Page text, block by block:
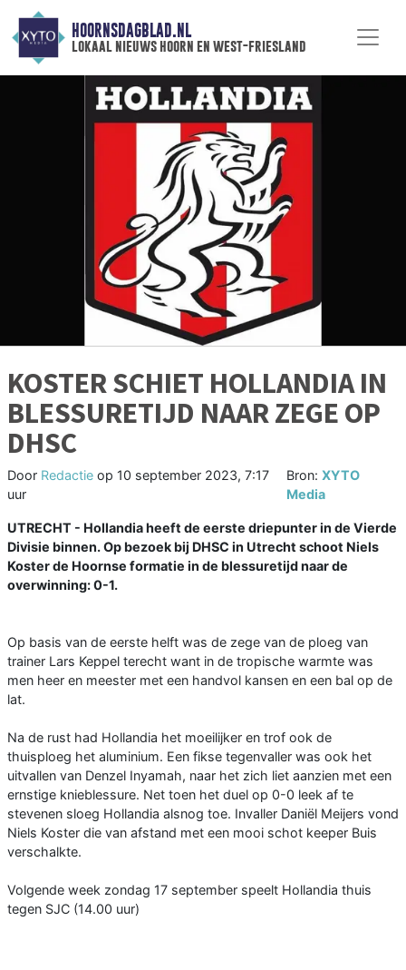
HOORNSDAGBLAD.NL
lokaal nieuws hoorn en west-friesland
KOSTER SCHIET HOLLANDIA IN
BLESSURETIJD NAAR ZEGE OP
DHSC
Door Redactie op 10 september 2023, 7:17
uur
Bron: XYTO
Media
UTRECHT - Hollandia heeft de eerste driepunter in de Vierde
Divisie binnen. Op bezoek bij DHSC in Utrecht schoot Niels
Koster de Hoornse formatie in de blessuretijd naar de
overwinning: 0-1.
Op basis van de eerste helft was de zege van de ploeg van
trainer Lars Keppel terecht want in de tropische warmte was
men heer en meester met een handvol kansen en een bal op de
lat.
Na de rust had Hollandia het moeilijker en trof ook de
thuisploeg het aluminium. Een fikse tegenvaller was ook het
uitvallen van Denzel Inyamah, naar het zich liet aanzien met een
ernstige knieblessure. Net toen het duel op 0-0 leek af te
stevenen sloeg Hollandia alsnog toe. Invaller Daniël Meijers vond
Niels Koster die van afstand met een mooi schot keeper Buis
verschalkte.
Volgende week zondag 17 september speelt Hollandia thuis
tegen SJC (14.00 uur)